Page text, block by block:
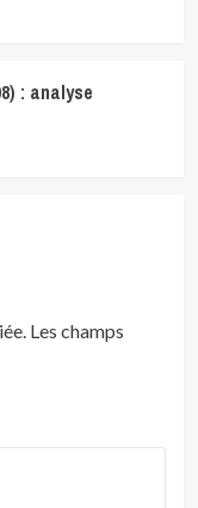
: analyse
Les champs